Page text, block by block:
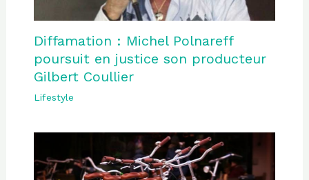
Diffamation : Michel Polnareff
poursuit en justice son producteur
Gilbert Coullier
Lifestyle